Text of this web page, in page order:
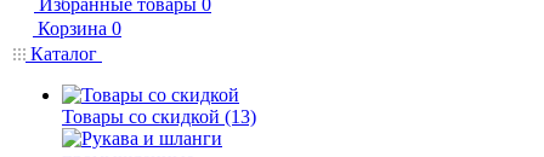
Избранные товары 0
Корзина 0
Каталог
Товары со скидкой (13)